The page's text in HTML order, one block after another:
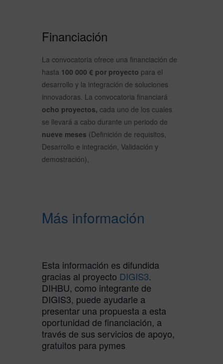
Financiación
La convocatoria ofrece una financiación de
hasta 100 000 € por proyecto para el
desarrollo y la integración de soluciones
innovadoras. La convocatoria financiará
ocho proyectos, cada uno de los cuales
se llevará a cabo durante un periodo de
nueve meses (Definición de requisitos,
Desarrollo e integración, Validación y
demostración),
Más información
Esta información es difundida
gracias al proyecto DIGIS3.
DIHBU, como integrante de
DIGIS3, puede ayudarle a
presentar una propuesta a esta
oportunidad de financiación, a
través de sus servicios de apoyo,
gratuitos para pymes